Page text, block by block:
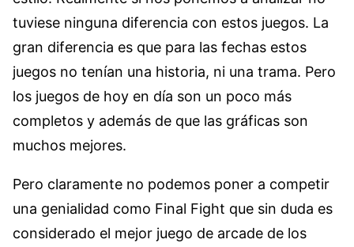
tuviese ninguna diferencia con estos juegos. La
gran diferencia es que para las fechas estos
juegos no tenían una historia, ni una trama. Pero
los juegos de hoy en día son un poco más
completos y además de que las gráficas son
muchos mejores.
Pero claramente no podemos poner a competir
una genialidad como Final Fight que sin duda es
considerado el mejor juego de arcade de los